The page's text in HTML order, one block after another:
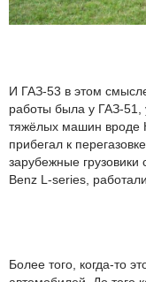
И ГАЗ-53 в этом
работы была у ГАЗ-
тяжёлых машин вроде
прибегал к
зарубежные грузовики
Benz L-series,
Более того, когда-то